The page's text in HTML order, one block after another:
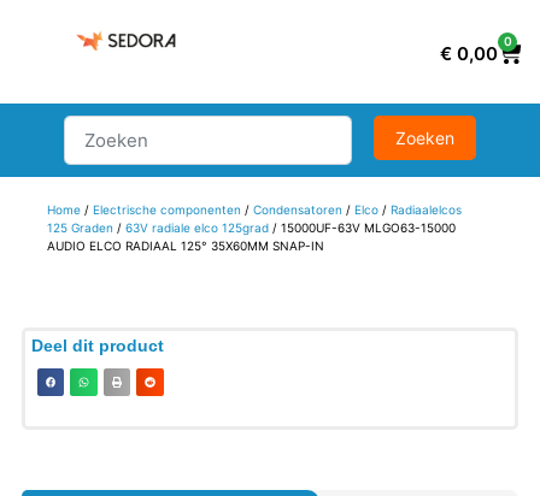
€ 0,00
0
Home/ Electrische componenten / Condensatoren / Elco/ Radiaalelcos
125 Graden / 63V radiale elco 125grad/ 15000UF-63V MLGO63-15000
AUDIO ELCO RADIAAL 125° 35X60MM SNAP-IN
Deel dit product